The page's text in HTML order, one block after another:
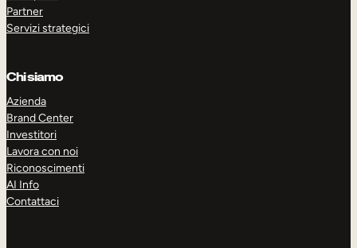
Partner
Servizi strategici
Chi siamo
Azienda
Brand Center
Investitori
Lavora con noi
Riconoscimenti
AI Info
Contattaci